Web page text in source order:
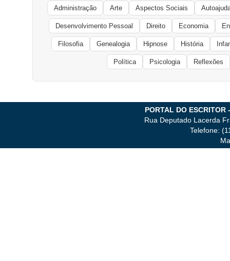
Administração Arte Aspectos Sociais
Desenvolvimento Pessoal Direito Economia
Filosofia Genealogia Hipnose História
Política Psicologia Reflexões
PORTAL DO ESCRITOR
Rua Deputado Lacerda
Telefone: